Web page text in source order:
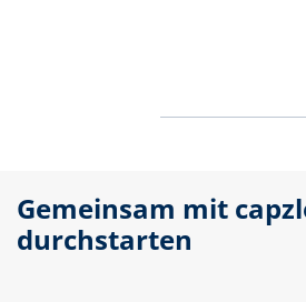
Gemeinsam mit
durchstarten